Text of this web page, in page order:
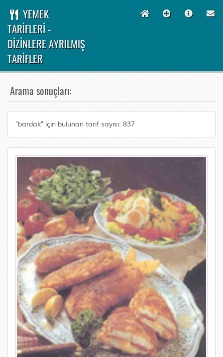
YEMEK
TARİFLERİ -
DİZİNLERE AYRILMIŞ
TARİFLER
Arama sonuçları:
"bardak" için bulunan tarif sayısı: 837